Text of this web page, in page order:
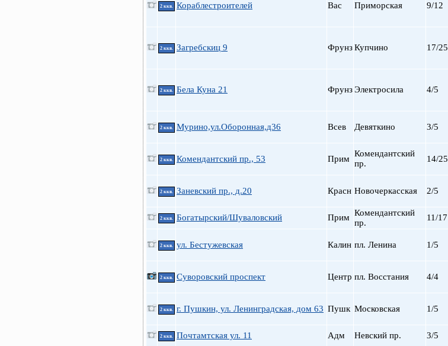
2 ккв. Кораблестроителей Вас Приморская 9/12
2 ккв. Загребскиц 9 ФрунзКупчино 17/25
2 ккв. Бела Куна 21 ФрунзЭлектросила 4/5
2 ккв. Мурино,ул.Оборонная,д36 Всев Девяткино 3/5
2 ккв. Комендантский пр., 53 Прим
Комендантский
пр.
14/25
2 ккв. Заневский пр., д.20 Красн Новочеркасская 2/5
2 ккв. Богатырский/Шуваловский Прим Комендантский
пр.
11/17
2 ккв. ул. Бестужевская Калин пл. Ленина 1/5
2 ккв. Суворовский проспект Центр пл. Восстания 4/4
2 ккв. г. Пушкин, ул. Ленинградская, дом 63 Пушк Московская 1/5
2 ккв. Почтамтская ул. 11 Адм Невский пр. 3/5